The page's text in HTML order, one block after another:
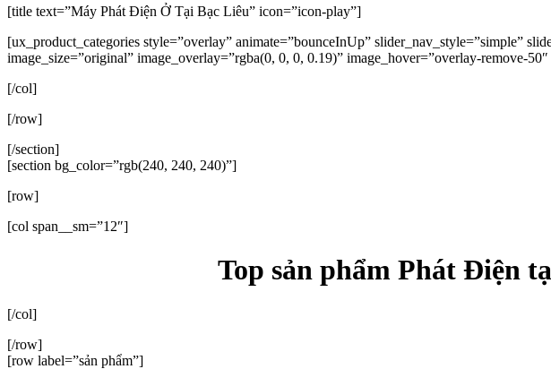
[title text=”Máy Phát Điện Ở Tại Bạc Liêu” icon=”icon-play”]
[ux_product_categories style=”overlay” animate=”bounceInUp” slider_nav_style=”simple”
image_size=”original” image_overlay=”rgba(0, 0, 0, 0.19)” image_hover=”overlay-remove-
[/col]
[/row]
[/section]
[section bg_color=”rgb(240, 240, 240)”]
[row]
[col span__sm=”12″]
Top sản phẩm Phát Điện
[/col]
[/row]
[row label=”sản phẩm”]